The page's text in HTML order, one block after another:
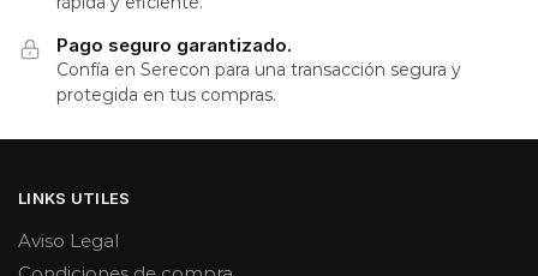
Pago seguro garantizado.
Confía en Serecon para una transacción segura y
protegida en tus compras.
LINKS UTILES
Aviso Legal